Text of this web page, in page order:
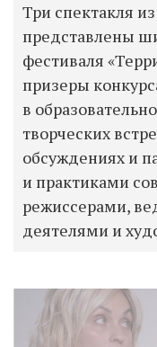
Три спектакля
представлены
фестиваля
призеры
в
творческих
обсуждениях и
и практиками
режиссерами,
деятелями и